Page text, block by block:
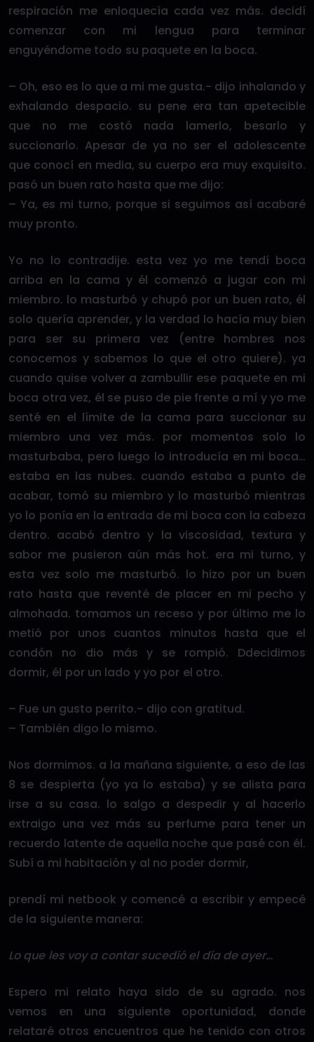
respiración me enloquecía cada vez más. decidí
comenzar con mi lengua para terminar
enguyéndome todo su paquete en la boca.
– Oh, eso es lo que a mi me gusta.- dijo inhalando y
exhalando despacio. su pene era tan apetecible
que no me costó nada lamerlo, besarlo y
succionarlo. Apesar de ya no ser el adolescente
que conocí en media, su cuerpo era muy exquisito.
pasó un buen rato hasta que me dijo:
– Ya, es mi turno, porque si seguimos así acabaré
muy pronto.
Yo no lo contradije. esta vez yo me tendí boca
arriba en la cama y él comenzó a jugar con mi
miembro. lo masturbó y chupó por un buen rato, él
solo quería aprender, y la verdad lo hacía muy bien
para ser su primera vez (entre hombres nos
conocemos y sabemos lo que el otro quiere). ya
cuando quise volver a zambullir ese paquete en mi
boca otra vez, él se puso de pie frente a mí y yo me
senté en el límite de la cama para succionar su
miembro una vez más. por momentos solo lo
masturbaba, pero luego lo introducía en mi boca…
estaba en las nubes. cuando estaba a punto de
acabar, tomó su miembro y lo masturbó mientras
yo lo ponía en la entrada de mi boca con la cabeza
dentro. acabó dentro y la viscosidad, textura y
sabor me pusieron aún más hot. era mi turno, y
esta vez solo me masturbó. lo hizo por un buen
rato hasta que reventé de placer en mi pecho y
almohada. tomamos un receso y por último me lo
metió por unos cuantos minutos hasta que el
condón no dio más y se rompió. Ddecidimos
dormir, él por un lado y yo por el otro.
– Fue un gusto perrito.- dijo con gratitud.
– También digo lo mismo.
Nos dormimos. a la mañana siguiente, a eso de las
8 se despierta (yo ya lo estaba) y se alista para
irse a su casa. lo salgo a despedir y al hacerlo
extraigo una vez más su perfume para tener un
recuerdo latente de aquella noche que pasé con él.
Subí a mi habitación y al no poder dormir,
prendí mi netbook y comencé a escribir y empecé
de la siguiente manera:
Lo que les voy a contar sucedió el día de ayer…
Espero mi relato haya sido de su agrado. nos
vemos en una siguiente oportunidad, donde
relataré otros encuentros que he tenido con otros